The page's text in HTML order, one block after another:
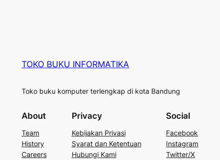
TOKO BUKU INFORMATIKA
Toko buku komputer terlengkap di kota Bandung
About
Team
History
Careers
Privacy
Kebijakan Privasi
Syarat dan Ketentuan
Hubungi Kami
Social
Facebook
Instagram
Twitter/X